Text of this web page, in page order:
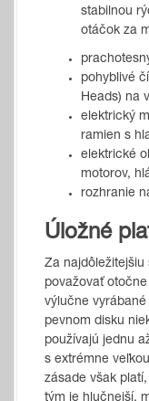
stabilnou
otáčok za
pohyblivé
Heads) na
elektrický
ramien s
elektrické
motorov,
rozhranie
Úložné
Za najdôležitejšiu
považovať
výlučne vyrábané
pevnom disku
používajú jednu
s extrémne
zásade však
tým je hlučnejší,